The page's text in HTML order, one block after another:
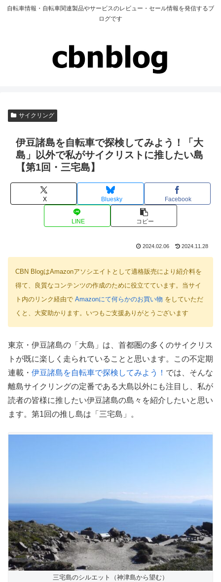
自転車情報・自転車関連製品やサービスのレビュー・セール情報を発信するブ
ログです
サイクリング
伊豆諸島を自転車で探検してみよう！「大
島」以外で私がサイクリストに推したい島
【第1回・三宅島】
X Bluesky Facebook
LINE コピー
2024.02.06 2024.11.28
CBN BlogはAmazonアソシエイトとして適格販売により紹介料を
得て、良質なコンテンツの作成のために役立てています。当サイ
ト内のリンク経由で Amazonにて何らかのお買い物 をしていただ
くと、大変助かります。いつもご支援ありがとうございます
東京・伊豆諸島の「大島」は、首都圏の多くのサイクリス
トが既に楽しく走られていることと思います。この不定期
連載・ 伊豆諸島を自転車で探検してみよう！ では、そんな
離島サイクリングの定番である大島以外にも注目し、私が
読者の皆様に推したい伊豆諸島の島々を紹介したいと思い
ます。第1回の推し島は「三宅島」。
三宅島のシルエット（神津島から望む）